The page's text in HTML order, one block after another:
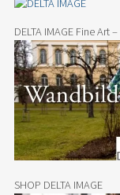
DELTA IMAGE Fine Art
SHOP DELTA IMAGE